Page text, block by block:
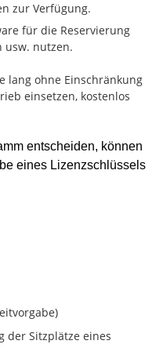
zur Verfügung.
für die Reservierung
usw. nutzen.
lang ohne Einschränkung
einsetzen, kostenlos
entscheiden, können
eines Lizenzschlüssels
der Sitzplätze eines